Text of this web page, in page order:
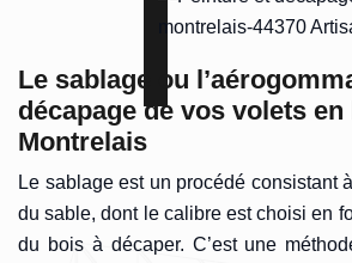
Le sablage ou
décapage de vos volets en
Montrelais
Le sablage est un procédé consistant
du sable, dont le calibre est choisi en
du bois à décaper. C’est une